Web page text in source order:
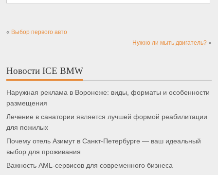
« Выбор первого авто
Нужно ли мыть двигатель?»
Новости ICE BMW
Наружная реклама в Воронеже: виды, форматы и особенности
размещения
Лечение в санатории является лучшей формой реабилитации
для пожилых
Почему отель Азимут в Санкт-Петербурге — ваш идеальный
выбор для проживания
Важность AML-сервисов для современного бизнеса